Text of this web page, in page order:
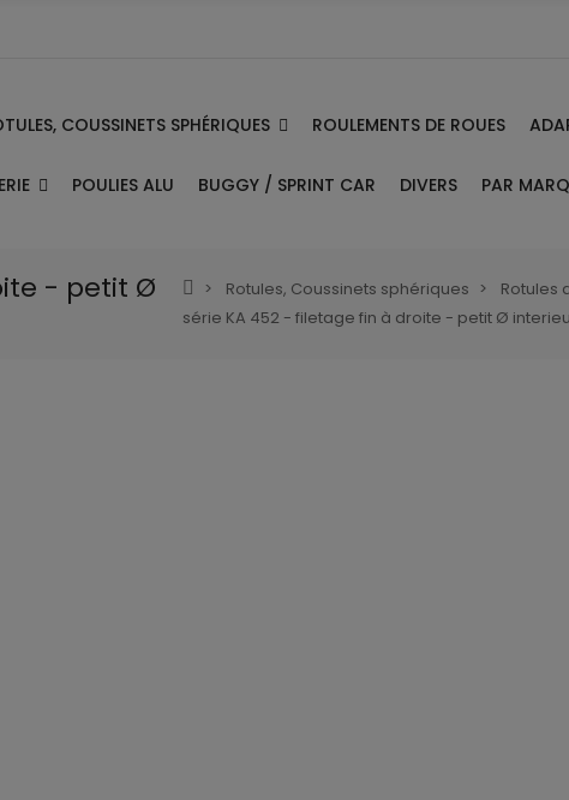
COUSSINETS SPHÉRIQUES ROULEMENTS DE ROUES
POULIES ALU BUGGY / SPRINT CAR DIVERS PAR
- petit Ø
Rotules, Coussinets sphériques
Rotules
série KA 452 - filetage fin à droite - petit Ø